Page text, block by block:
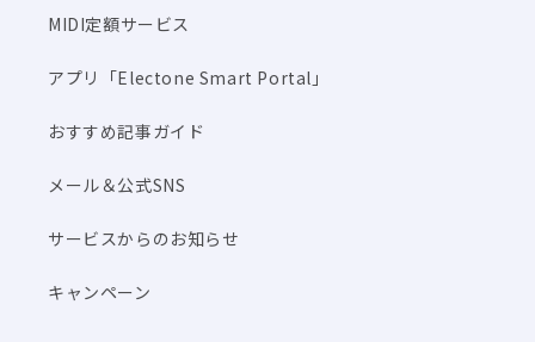
MIDI定額サービス
アプリ「Electone Smart Portal」
おすすめ記事ガイド
メール＆公式SNS
サービスからのお知らせ
キャンペーン